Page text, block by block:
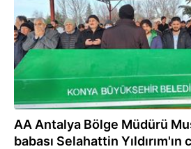
AA Antalya Bölge Müdürü
babası Selahattin Yıldırım'ın